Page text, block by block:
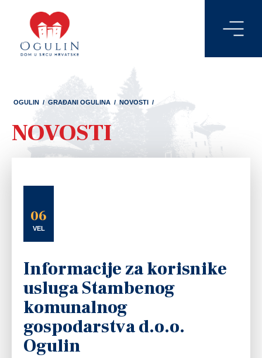
OGULIN / GRAĐANI OGULINA / NOVOSTI /
NOVOSTI
06
VEL
Informacije za korisnike
usluga Stambenog
komunalnog
gospodarstva d.o.o.
Ogulin